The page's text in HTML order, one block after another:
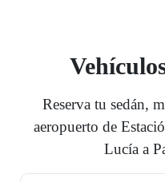
Reserva tu sedán,
aeropuerto de
Lucía a